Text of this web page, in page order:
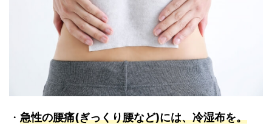
・ 急性の腰痛(ぎっくり腰など)には、冷湿布を。